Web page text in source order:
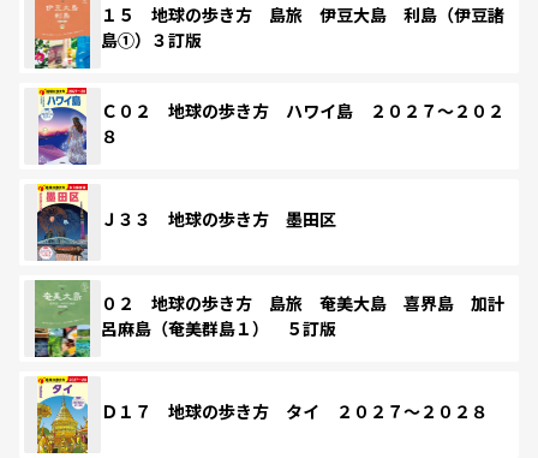
１５ 地球の歩き方 島旅 伊豆大島 利島（伊豆諸
島①）３訂版
Ｃ０２ 地球の歩き方 ハワイ島 ２０２７～２０２
８
Ｊ３３ 地球の歩き方 墨田区
０２ 地球の歩き方 島旅 奄美大島 喜界島 加計
呂麻島（奄美群島１） ５訂版
Ｄ１７ 地球の歩き方 タイ ２０２７～２０２８